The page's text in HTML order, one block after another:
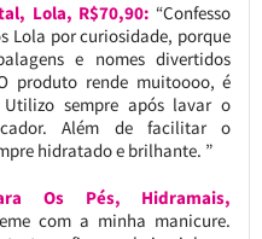
Lola, R$70,90: “Confesso
Lola por curiosidade, porque
e nomes divertidos
produto rende muitoooo, é
sempre após lavar o
Além de facilitar o
hidratado e brilhante. ”
Os Pés, Hidramais,
com a minha manicure.